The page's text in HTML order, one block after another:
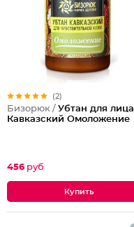
(2)
Бизорюк / Убтан для лица
Кавказский Омоложение
456 руб